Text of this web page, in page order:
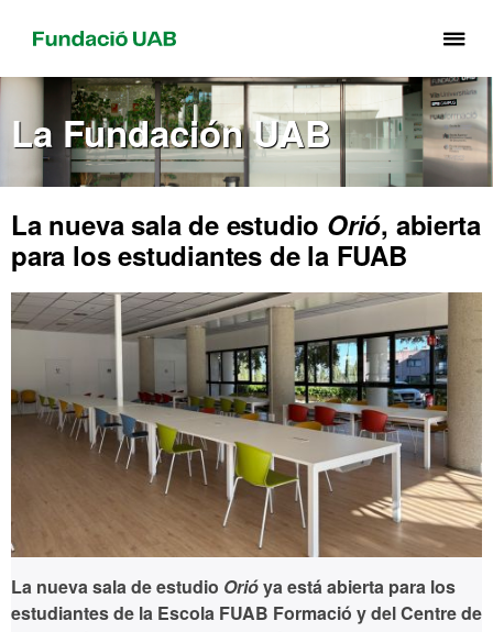
el
de
La Fundación UAB
La nueva sala de estudio Orió, abierta
para los estudiantes de la FUAB
La nueva sala de estudio Orióya está abierta para los
estudiantes de la Escola FUAB Formació y del Centre de